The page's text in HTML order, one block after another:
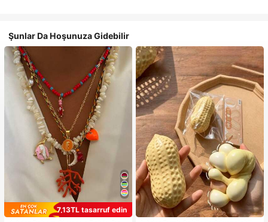
Şunlar Da Hoşunuza Gidebilir
7,13TL tasarruf edin